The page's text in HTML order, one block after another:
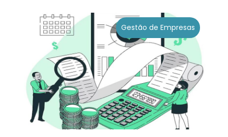
Gestão de Empresas